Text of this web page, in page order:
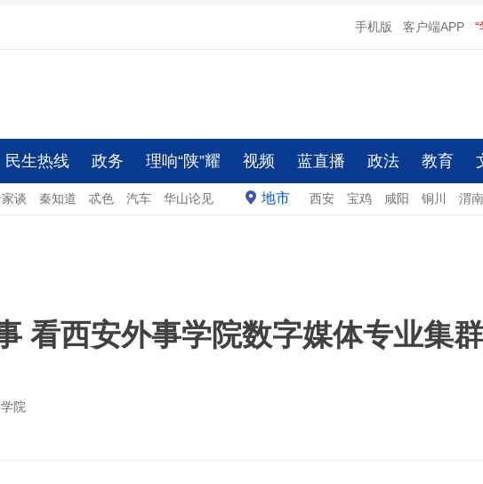
手机版 客户端APP
民生热线 政务 理响“陕”耀 视频 蓝直播 政法 教育
谈 秦知道 忒色 汽车 华山论见 地市 西安 宝鸡 咸阳 铜川 渭南
看西安外事学院数字媒体专业集
院